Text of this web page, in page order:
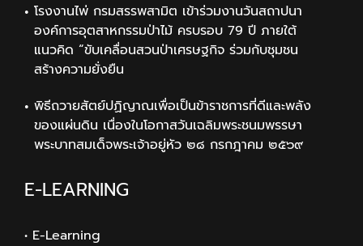
โรงงานไพ่ กรมสรรพสามิต เข้าร่วมงานวันสถาปนา
องค์การอุตสาหกรรมป่าไม้ ครบรอบ 79 ปี ภายใต้
แนวคิด “ขับเคลื่อนสวนป่าเศรษฐกิจ ร่วมกับชุมชน
สร้างความยั่งยืน
พิธีถวายสัตย์ปฏิญาณเพื่อเป็นข้าราชการที่ดีและพลัง
ของแผ่นดิน เนื่องในโอกาสวันเฉลิมพระชนมพรรษา
พระบาทสมเด็จพระเจ้าอยู่หัว ๒๘ กรกฎาคม ๒๕๖๙
E-LEARNING
• E-Learning